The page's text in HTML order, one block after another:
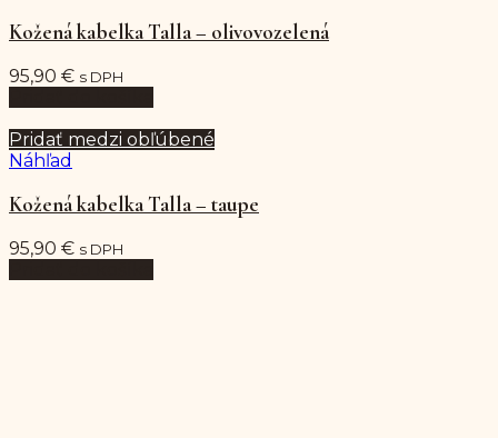
Kožená kabelka Talla – olivovozelená
95,90 € s DPH
Pridať medzi obľúbené
Náhľad
Kožená kabelka Talla – taupe
95,90 € s DPH